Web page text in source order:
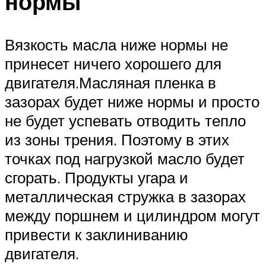
Вязкость масла ниже нормы не
принесет ничего хорошего для
двигателя.Масляная пленка в
зазорах будет ниже нормы и просто
не будет успевать отводить тепло
из зоны трения. Поэтому в этих
точках под нагрузкой масло будет
сгорать. Продукты угара и
металлическая стружка в зазорах
между поршнем и цилиндром могут
привести к заклиниванию
двигателя.